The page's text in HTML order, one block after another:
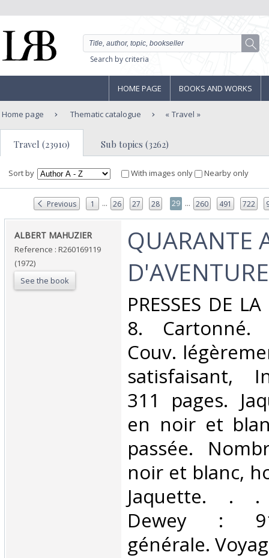
Search by criteria
HOME PAGE BOOKS AND WORKS
Home page Thematic catalogue Travel
Travel (23910) Sub topics (3262)
Sort by With images only Nearby only
Previous 1 ... 26 27 28 29 ... 260 491 722
‎ALBERT MAHUZIER‎
Reference : R260169119
(1972)
See the book
‎QUARANTE
‎PRESSES DE
8. Cartonné.
Couv.
satisfaisant,
311 pages.
en noir et
passée.
noir et blanc,
Jaquette. . .
Dewey :
générale.